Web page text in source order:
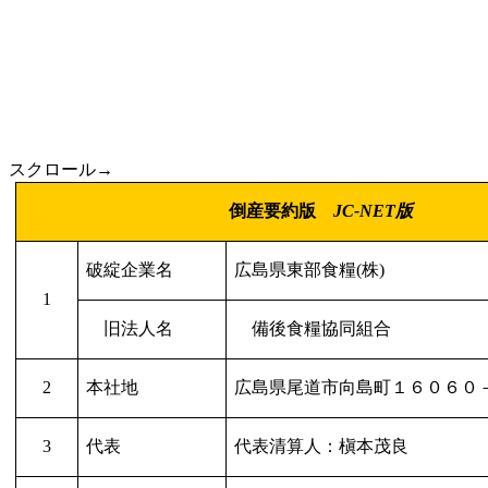
スクロール→
倒産要約版 JC-NET版
1
破綻企業名 広島県東部食糧(株)
旧法人名 備後食糧協同組合
2 本社地 広島県尾道市向島町１６０６０
3 代表 代表清算人：槇本茂良